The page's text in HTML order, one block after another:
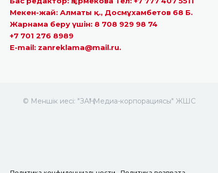
Мекен-жай: Алматы қ., Досмұхамбетов 68 Б.
Жарнама беру үшін: 8 708 929 98 74
+7 701 276 8989
E-mail: zanreklama@mail.ru.
© Меншік иесі: "ЗАҢ" Медиа-корпорациясы" ЖШС